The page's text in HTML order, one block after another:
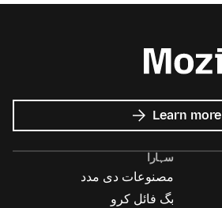
Learn more
about
Mozilla
سہارا
مصنوعات دی مدد
بگ فائل کرو